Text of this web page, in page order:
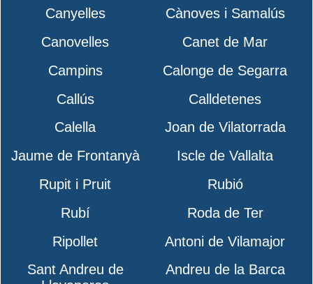
Canyelles
Cànoves i Samalús
Canovelles
Canet de Mar
Campins
Calonge de Segarra
Callús
Calldetenes
Calella
Joan de Vilatorrada
Jaume de Frontanyà
Iscle de Vallalta
Rupit i Pruit
Rubió
Rubí
Roda de Ter
Ripollet
Antoni de Vilamajor
Sant Andreu de
Andreu de la Barca